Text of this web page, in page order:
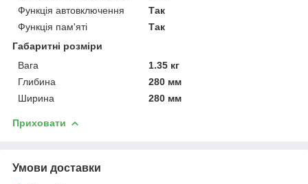
Функція автовключення
Так
Функція пам'яті
Так
Габаритні розміри
Вага
1.35 кг
Глибина
280 мм
Ширина
280 мм
Приховати
Умови доставки